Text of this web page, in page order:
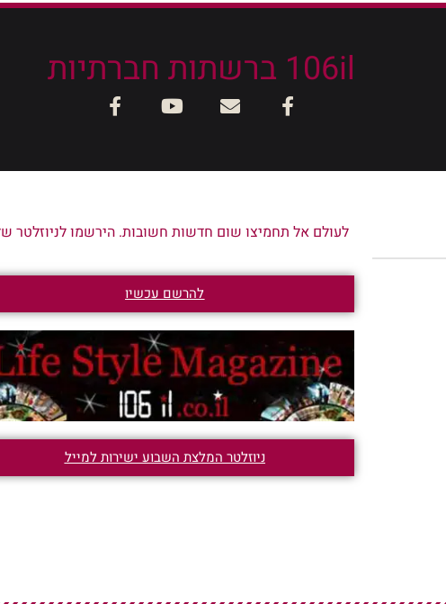
106il ברשתות חברתיות
לעולם אל תחמיצו שום חדשות חשובות. הירשמו לניוזלטר
להרשם עכשיו
ניוזלטר המלצת השבוע ישירות למייל